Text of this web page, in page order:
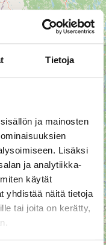
Tietoja
ja mainosten
Lisäksi
ja analytiikka-
käytät
yhdistää näitä tietoja
tai joita on kerätty,
13